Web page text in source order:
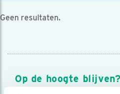
Geen resultaten.
Op de hoogte blijven?